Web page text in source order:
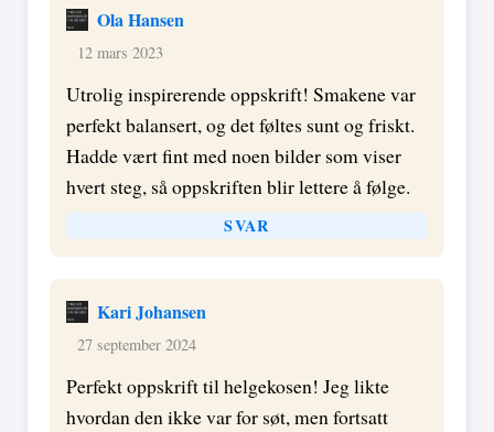
Ola Hansen
12 mars 2023
Utrolig inspirerende oppskrift! Smakene var
perfekt balansert, og det føltes sunt og friskt.
Hadde vært fint med noen bilder som viser
hvert steg, så oppskriften blir lettere å følge.
SVAR
Kari Johansen
27 september 2024
Perfekt oppskrift til helgekosen! Jeg likte
hvordan den ikke var for søt, men fortsatt